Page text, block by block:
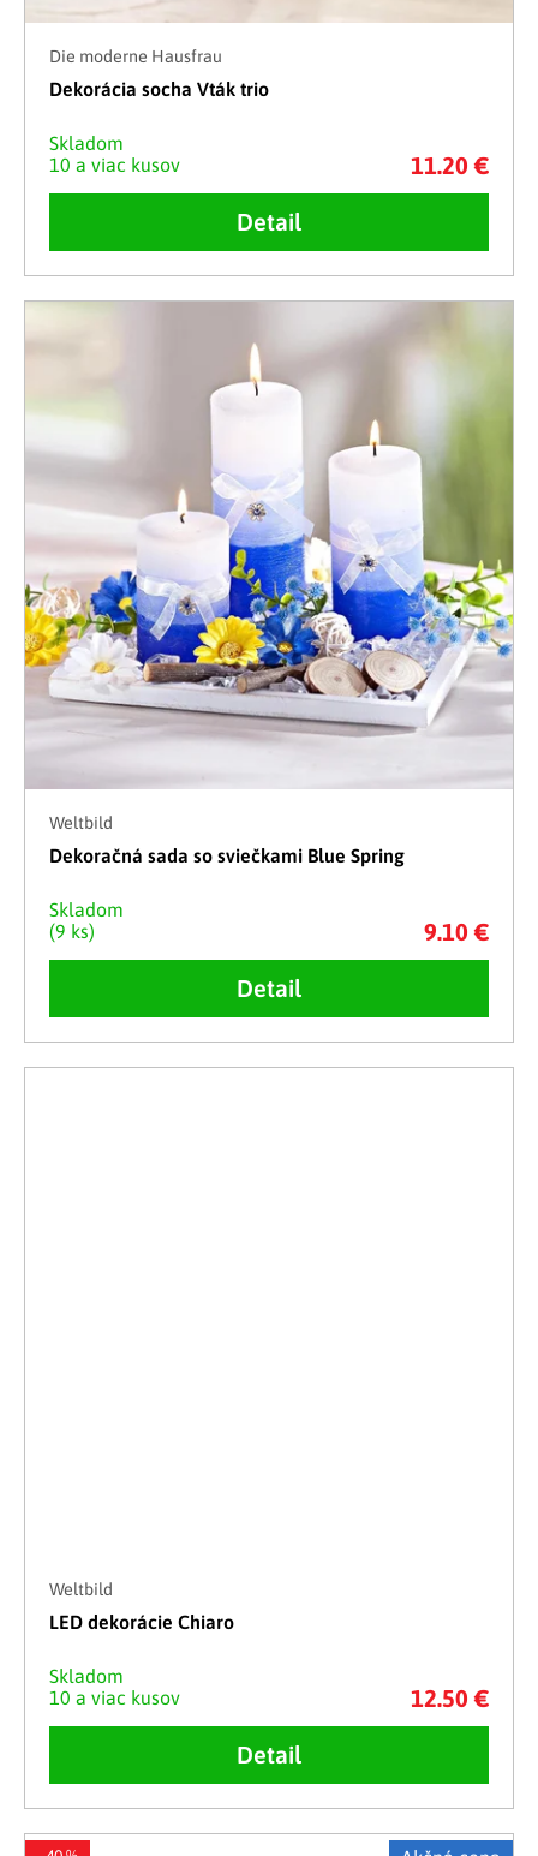
Die moderne Hausfrau
Dekorácia socha Vták trio
Skladom
10 a viac kusov
11.20 €
Detail
Weltbild
Dekoračná sada so sviečkami Blue Spring
Skladom
(9 ks)
9.10 €
Detail
Weltbild
LED dekorácie Chiaro
Skladom
10 a viac kusov
12.50 €
Detail